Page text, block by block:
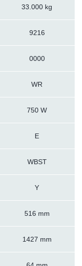
33.000 kg
9216
0000
WR
750 W
E
WBST
Y
516 mm
1427 mm